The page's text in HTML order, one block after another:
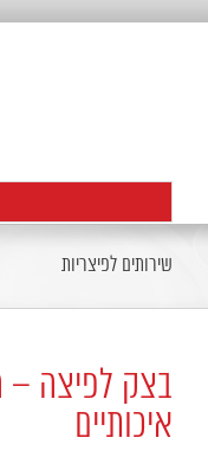
שירותים לפיצריות
בצק לפיצה –
איכותיים